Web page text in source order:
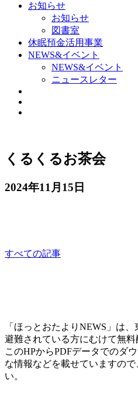
お知らせ
お知らせ
図書室
休眠預金活用事業
NEWS&イベント
NEWS&イベント
ニュースレター
くるくるお茶会
2024年11月15日
すべての記事
「ほっとおたよりNEWS」は
避難されている方にむけて無料
このHPからPDFデータでのダ
な情報などを載せていますの
い。